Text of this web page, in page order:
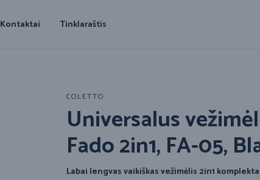
Kontaktai Tinklaraštis
COLETTO
Universalus
Fado 2in1, FA-05,
Labai lengvas vaikiškas vežimėlis 2in1